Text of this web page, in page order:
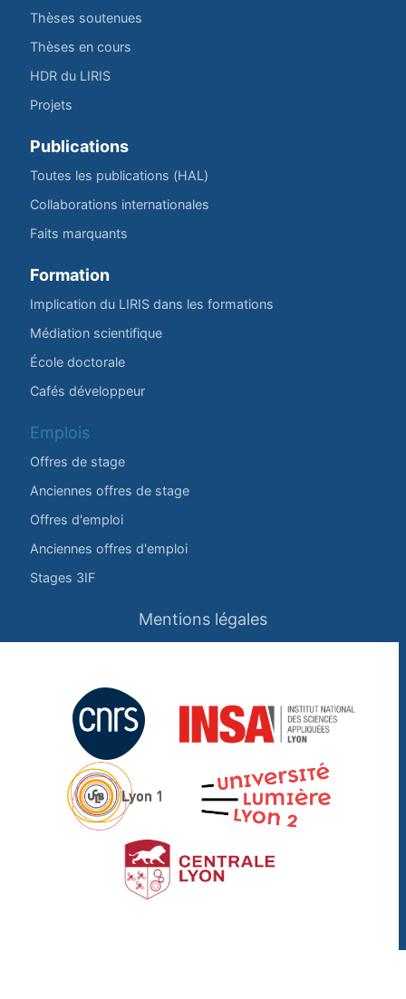
Thèses soutenues
Thèses en cours
HDR du LIRIS
Projets
Publications
Toutes les publications (HAL)
Collaborations internationales
Faits marquants
Formation
Implication du LIRIS dans les formations
Médiation scientifique
École doctorale
Cafés développeur
Emplois
Offres de stage
Anciennes offres de stage
Offres d'emploi
Anciennes offres d'emploi
Stages 3IF
Mentions légales